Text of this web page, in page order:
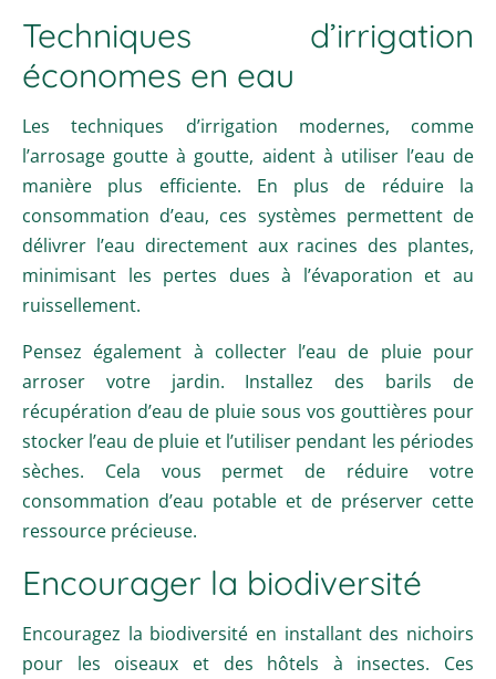
Techniques d’irrigation
économes en eau
Les techniques d’irrigation modernes, comme
l’arrosage goutte à goutte, aident à utiliser l’eau de
manière plus efficiente. En plus de réduire la
consommation d’eau, ces systèmes permettent de
délivrer l’eau directement aux racines des plantes,
minimisant les pertes dues à l’évaporation et au
ruissellement.
Pensez également à collecter l’eau de pluie pour
arroser votre jardin. Installez des barils de
récupération d’eau de pluie sous vos gouttières pour
stocker l’eau de pluie et l’utiliser pendant les périodes
sèches. Cela vous permet de réduire votre
consommation d’eau potable et de préserver cette
ressource précieuse.
Encourager la biodiversité
Encouragez la biodiversité en installant des nichoirs
pour les oiseaux et des hôtels à insectes. Ces